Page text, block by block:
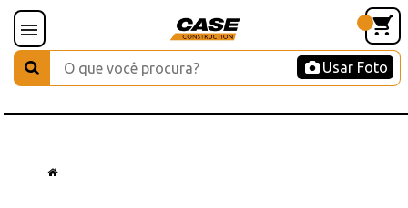
Usar Foto